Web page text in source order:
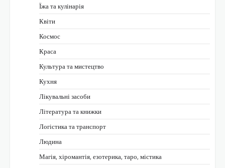
Їжа та кулінарія
Квіти
Космос
Краса
Культура та мистецтво
Кухня
Лікувальні засоби
Література та книжки
Логістика та транспорт
Людина
Магія, хіромантія, езотерика, таро, містика